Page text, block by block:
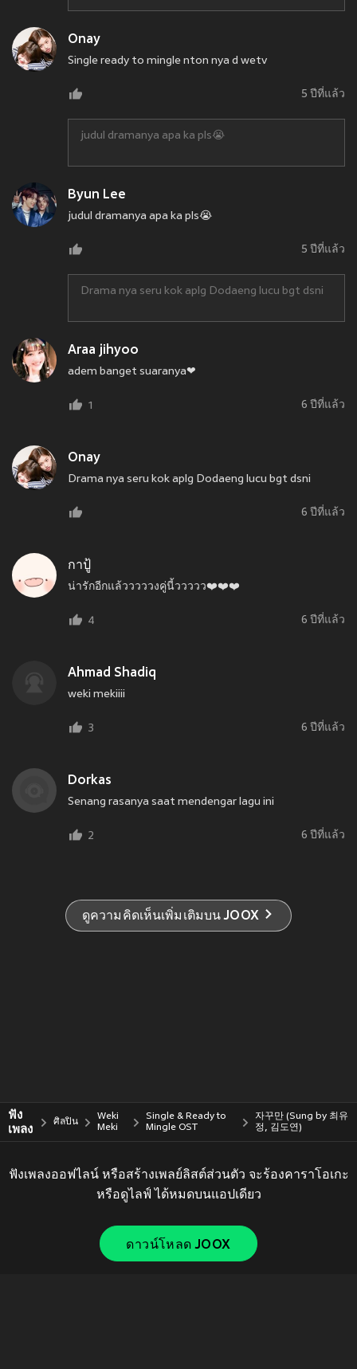
Onay
Single ready to mingle nton nya d wetv
5 ปีที่แล้ว
judul dramanya apa ka pls😭
Byun Lee
judul dramanya apa ka pls😭
5 ปีที่แล้ว
Drama nya seru kok aplg Dodaeng lucu bgt dsni
Araa jihyoo
adem banget suaranya❤
1 6 ปีที่แล้ว
Onay
Drama nya seru kok aplg Dodaeng lucu bgt dsni
6 ปีที่แล้ว
กาปู้
น่ารักอีกแล้วววววงคู่นี้ววววว❤️❤️❤️
4 6 ปีที่แล้ว
Ahmad Shadiq
weki mekiiii
3 6 ปีที่แล้ว
Dorkas
Senang rasanya saat mendengar lagu ini
2 6 ปีที่แล้ว
ดูความคิดเห็นเพิ่มเติมบน JOOX
ฟัง
เพลง
ศิลปิน
Weki
Meki
Single & Ready to
Mingle OST
자꾸만 (Sung by 최유
정, 김도연)
ฟังเพลงออฟไลน์ หรือสร้างเพลย์ลิสต์ส่วนตัว จะร้องคาราโอเกะ
หรือดูไลฟ์ ได้หมดบนแอปเดียว
ดาวน์โหลด JOOX